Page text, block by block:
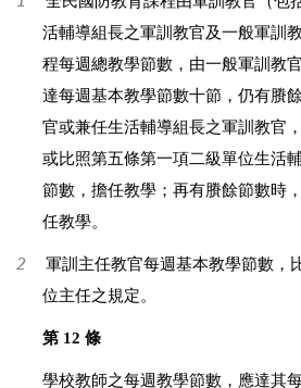
活輔導組長之軍訓教官及一般軍訓
程每週總教學節數，由一般軍訓教
達每週基本教學節數十節，仍有賸
官或兼任生活輔導組長之軍訓教官
或比照第五條第一項二級單位生活
節數，擔任教學；再有賸餘節數時
任教學。
2 軍訓主任教官每週基本教學節數，
位主任之規定。
第 12 條
學校教師之每週教學節數，應達其